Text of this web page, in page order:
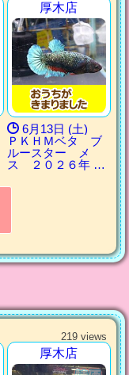
厚木店
6月13日 (土)
ＰＫＨＭベタ ブ
ルースター メ
ス ２０２６年 …
219 views
厚木店